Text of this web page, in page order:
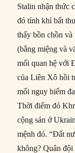
Stalin nhận thức
đó tính khí bất
thấy bồn chồn
(bằng miệng và
mối quan hệ với
của Liên Xô hồi
mối nguy hiểm
Thời điểm đó
cộng sản ở
mệnh đó. “Đất
không? Quân đội